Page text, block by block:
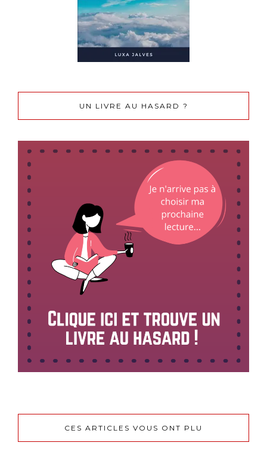
UN LIVRE AU HASARD ?
CES ARTICLES VOUS ONT PLU